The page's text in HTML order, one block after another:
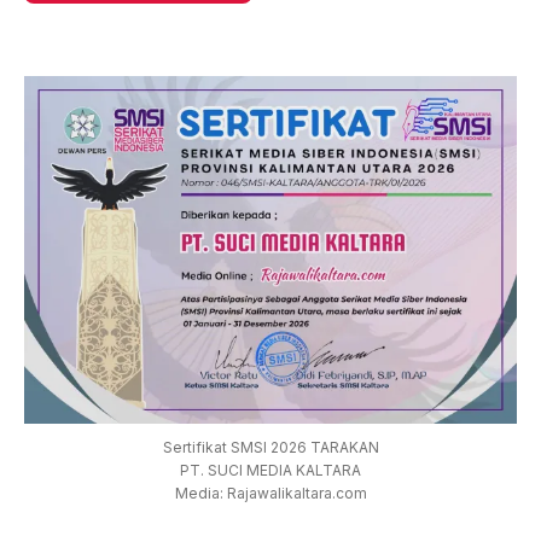
Sertifikat SMSI 2026 TARAKAN
PT. SUCI MEDIA KALTARA
Media: Rajawalikaltara.com